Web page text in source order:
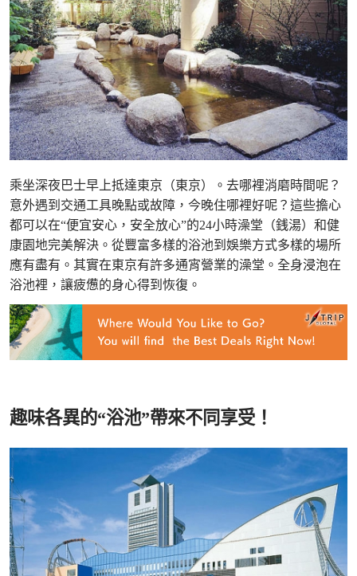
乘坐深夜巴士早上抵達東京（東京）。去哪裡消磨時間呢？
意外遇到交通工具晚點或故障，今晚住哪裡好呢？這些擔心
都可以在“便宜安心，安全放心”的24小時澡堂（銭湯）和健
康園地完美解決。從豐富多樣的浴池到娛樂方式多樣的場所
應有盡有。其實在東京有許多通宵營業的澡堂。全身浸泡在
浴池裡，讓疲憊的身心得到恢復。
趣味各異的“浴池”帶來不同享受！